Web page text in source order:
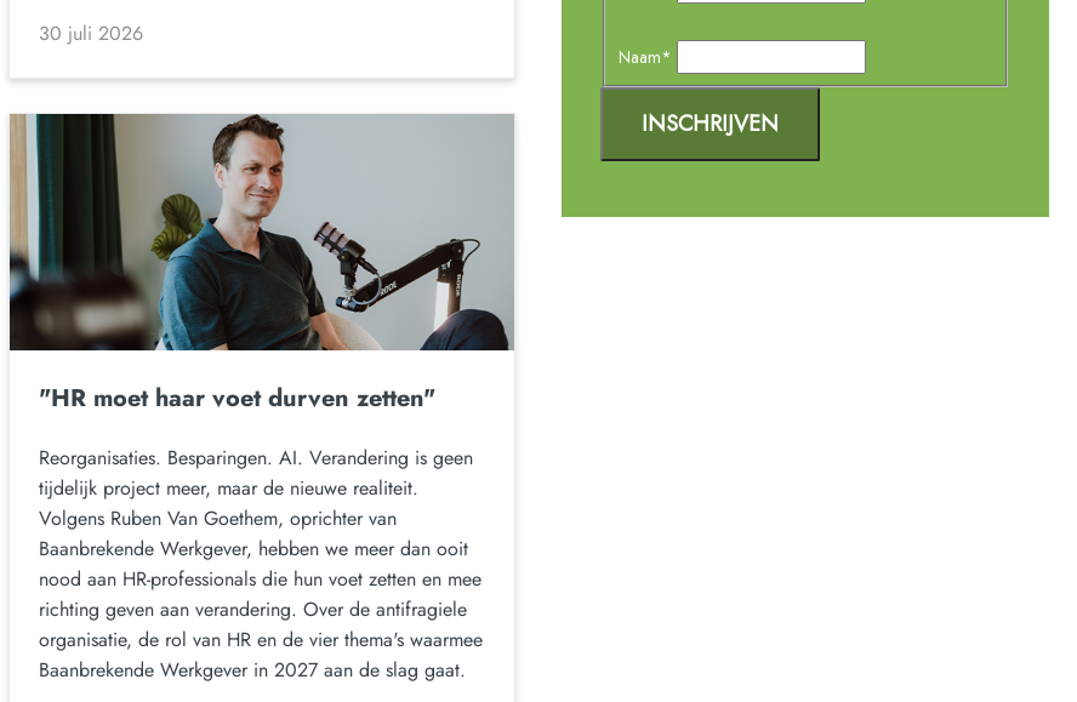
30 juli 2026
"HR moet haar voet durven zetten"
Reorganisaties. Besparingen. AI. Verandering is geen
tijdelijk project meer, maar de nieuwe realiteit.
Volgens Ruben Van Goethem, oprichter van
Baanbrekende Werkgever, hebben we meer dan ooit
nood aan HR-professionals die hun voet zetten en mee
richting geven aan verandering. Over de antifragiele
organisatie, de rol van HR en de vier thema's waarmee
Baanbrekende Werkgever in 2027 aan de slag gaat.